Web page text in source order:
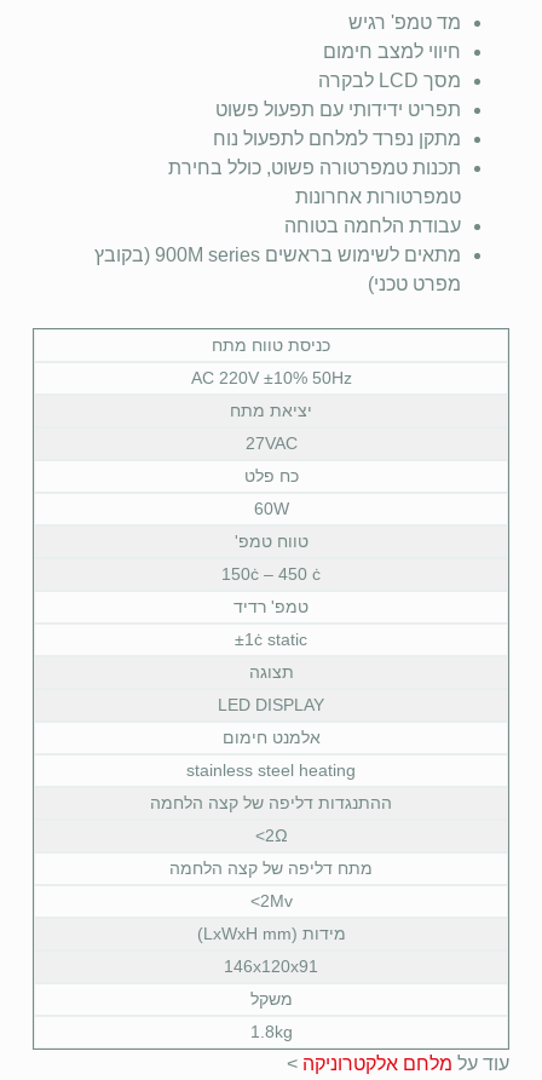
מד טמפ' רגיש
חיווי למצב חימום
מסך LCD לבקרה
תפריט ידידותי עם תפעול פשוט
מתקן נפרד למלחם לתפעול נוח
תכנות טמפרטורה פשוט, כולל בחירת
טמפרטורות אחרונות
עבודת הלחמה בטוחה
מתאים לשימוש בראשים 900M series (בקובץ
מפרט טכני)
כניסת טווח מתח
AC 220V ±10% 50Hz
יציאת מתח
27VAC
כח פלט
60W
טווח טמפ'
150ċ – 450 ċ
טמפ' רדיד
±1ċ static
תצוגה
LED DISPLAY
אלמנט חימום
stainless steel heating
ההתנגדות דליפה של קצה הלחמה
2Ω>
מתח דליפה של קצה הלחמה
2Mv>
מידות (LxWxH mm)
146x120x91
משקל
1.8kg
עוד על מלחם אלקטרוניקה >